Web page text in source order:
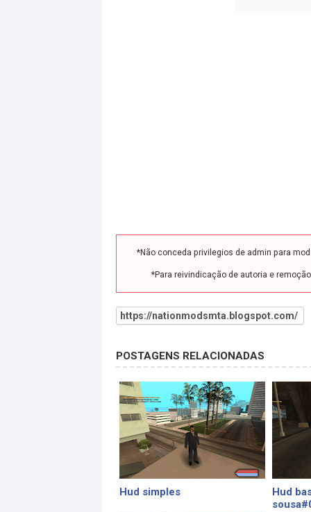
*Não conceda privilegios de admin para
*Para reivindicação de autoria e
https://nationmodsmta.blogspot.com/
POSTAGENS RELACIONADAS
Hud simples
Hud